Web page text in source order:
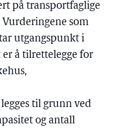
på transportfaglige
som
utgangspunkt i
å tilrettelegge for
til grunn ved
og antall